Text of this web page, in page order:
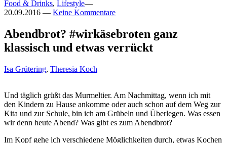
Food & Drinks, Lifestyle—
20.09.2016 — Keine Kommentare
Abendbrot? #wirkäsebroten ganz
klassisch und etwas verrückt
Isa Grütering, Theresia Koch
Und täglich grüßt das Murmeltier. Am Nachmittag, wenn ich mit
den Kindern zu Hause ankomme oder auch schon auf dem Weg zur
Kita und zur Schule, bin ich am Grübeln und Überlegen. Was essen
wir denn heute Abend? Was gibt es zum Abendbrot?
Im Kopf gehe ich verschiedene Möglichkeiten durch, etwas Kochen